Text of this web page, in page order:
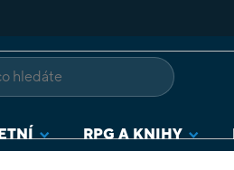
RPG A KNIHY